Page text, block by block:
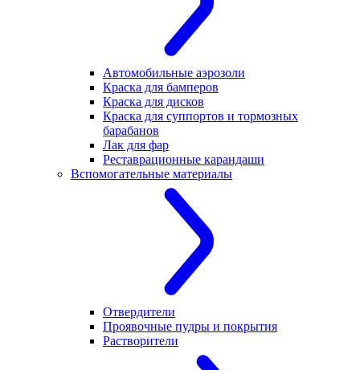
Автомобильные аэрозоли
Краска для бамперов
Краска для дисков
Краска для суппортов и тормозных
барабанов
Лак для фар
Реставрационные карандаши
Вспомогательные материалы
Отвердители
Проявочные пудры и покрытия
Растворители